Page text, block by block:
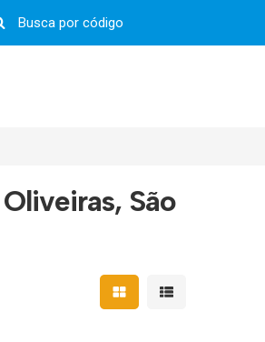
São
Mostrar resultados em
Mostrar